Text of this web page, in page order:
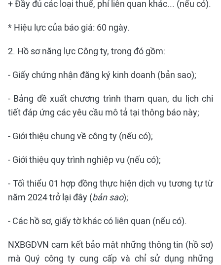
+ Đầy đủ các loại thuế, phí liên quan khác... (nếu có).
* Hiệu lực của báo giá: 60 ngày.
2. Hồ sơ năng lực Công ty, trong đó gồm:
- Giấy chứng nhận đăng ký kinh doanh (bản sao);
- Bảng đề xuất chương trình tham quan, du lịch chi
tiết đáp ứng các yêu cầu mô tả tại thông báo này;
- Giới thiệu chung về công ty (nếu có);
- Giới thiệu quy trình nghiệp vụ (nếu có);
- Tối thiểu 01 hợp đồng thực hiện dịch vụ tương tự từ
năm 2024 trở lại đây (bản sao);
- Các hồ sơ, giấy tờ khác có liên quan (nếu có).
NXBGDVN cam kết bảo mật những thông tin (hồ sơ)
mà Quý công ty cung cấp và chỉ sử dụng những